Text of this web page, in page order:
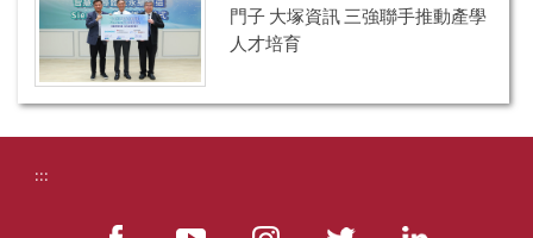
門子 大塚資訊 三強聯手推動產學
人才培育
:::